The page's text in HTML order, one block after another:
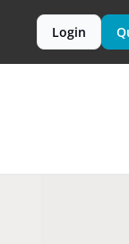
Login